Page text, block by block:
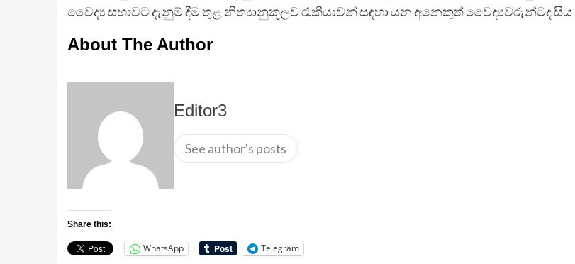
වෛද්‍ය සභාවට දැනුම් දීම තුළ නිත්‍යානුකූලව රැකියාවන් සඳහා යන අනෙකුත් වෛද්‍යවරුන්ටද සිය
About The Author
Editor3
See author's posts
Share this:
WhatsApp Telegram